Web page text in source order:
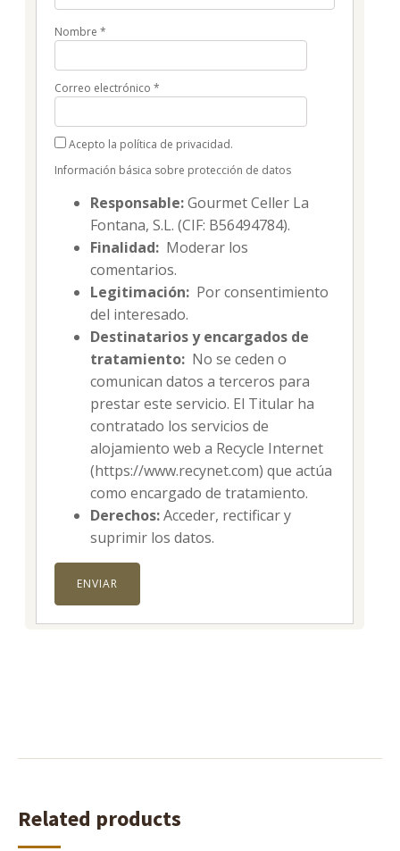
Nombre *
Correo electrónico *
Acepto la política de privacidad.
Información básica sobre protección de datos
Responsable:Gourmet Celler La
Fontana, S.L. (CIF: B56494784).
Finalidad: Moderar los
comentarios.
Legitimación: Por consentimiento
del interesado.
Destinatarios y encargados de
tratamiento: No se ceden o
comunican datos a terceros para
prestar este servicio. El Titular ha
contratado los servicios de
alojamiento web a Recycle Internet
(https://www.recynet.com) que actúa
como encargado de tratamiento.
Derechos:Acceder, rectificar y
suprimir los datos.
Related products